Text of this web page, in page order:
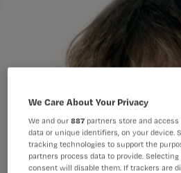
We Care About Your Privacy
We and our887 partners store and
data or unique identifiers, on your device.
tracking technologies to support the
partners process data to provide.
consent will disable them. If trackers are